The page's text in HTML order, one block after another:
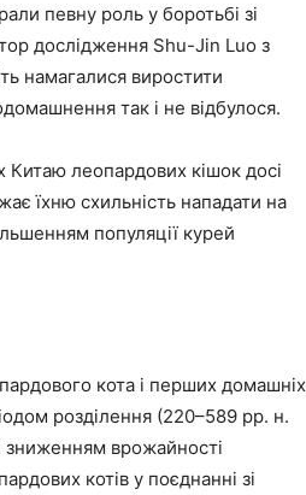
певну роль у боротьбі зі
дослідження Shu-Jin Luo з
намагалися виростити
так і не відбулося.
Китаю леопардових кішок досі
їхню схильність нападати на
популяції курей
кота і перших домашніх
розділення (220–589 рр. н.
зниженням врожайності
котів у поєднанні зі